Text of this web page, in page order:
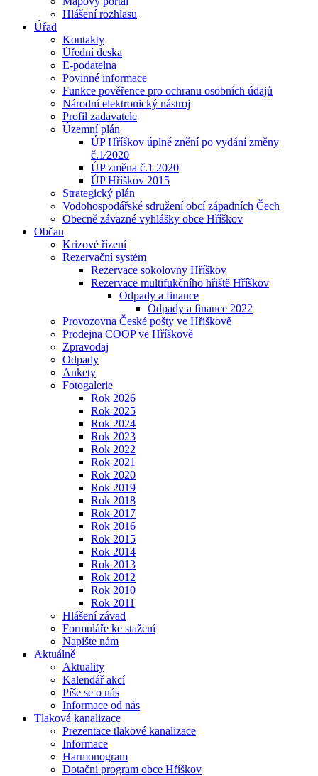
Hlášení rozhlasu
Úřad
Kontakty
Úřední deska
E-podatelna
Povinné informace
Funkce pověřence pro ochranu osobních údajů
Národní elektronický nástroj
Profil zadavatele
Územní plán
ÚP Hříškov úplné znění po vydání změny
č.1⁄2020
ÚP změna č.1 2020
ÚP Hříškov 2015
Strategický plán
Vodohospodářské sdružení obcí západních Čech
Obecně závazné vyhlášky obce Hříškov
Občan
Krizové řízení
Rezervační systém
Rezervace sokolovny Hříškov
Rezervace multifukčního hřiště Hříškov
Odpady a finance
Odpady a finance 2022
Provozovna České pošty ve Hříškově
Prodejna COOP ve Hříškově
Zpravodaj
Odpady
Ankety
Fotogalerie
Rok 2026
Rok 2025
Rok 2024
Rok 2023
Rok 2022
Rok 2021
Rok 2020
Rok 2019
Rok 2018
Rok 2017
Rok 2016
Rok 2015
Rok 2014
Rok 2013
Rok 2012
Rok 2010
Rok 2011
Hlášení závad
Formuláře ke stažení
Napište nám
Aktuálně
Aktuality
Kalendář akcí
Píše se o nás
Informace od nás
Tlaková kanalizace
Prezentace tlakové kanalizace
Informace
Harmonogram
Dotační program obce Hříškov